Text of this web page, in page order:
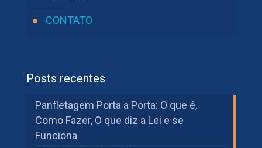
CONTATO
Posts recentes
Panfletagem Porta a Porta: O que é,
Como Fazer, O que diz a Lei e se
Funciona